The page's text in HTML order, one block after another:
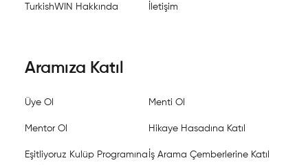
TurkishWIN Hakkında İletişim
Aramıza Katıl
Üye Ol Menti Ol
Mentor Ol Hikaye Hasadına Katıl
Eşitliyoruz Kulüp Programına İş Arama Çemberlerine Katıl